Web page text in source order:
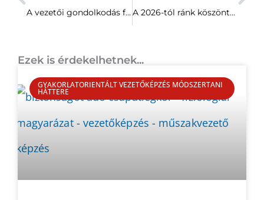
A vezetői gondolkodás fejlődésének titka: Kegan konstruktív fejlődési modellje A 2026-tól ránk köszöntő válság érzelmi válság lesz, nem gazdasági!
Ezek is érdekelhetnek...
GYAKORLATORIENTÁLT VEZETŐKÉPZÉS MÓDSZERTANI
HÁTTERE